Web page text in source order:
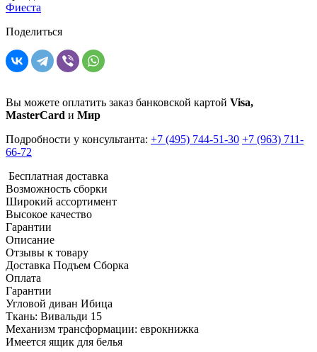
Фиеста
Поделиться
Вы можете оплатить заказ банковской картой Visa,
MasterCard и Мир
Подробности у консультанта: +7 (495) 744-51-30 +7 (963) 711-
66-72
Бесплатная доставка
Возможность сборки
Широкий ассортимент
Высокое качество
Гарантии
Описание
Отзывы к товару
Доставка Подъем Сборка
Оплата
Гарантии
Угловой диван Ибица
Ткань: Вивальди 15
Механизм трансформации: еврокнижка
Имеется ящик для белья